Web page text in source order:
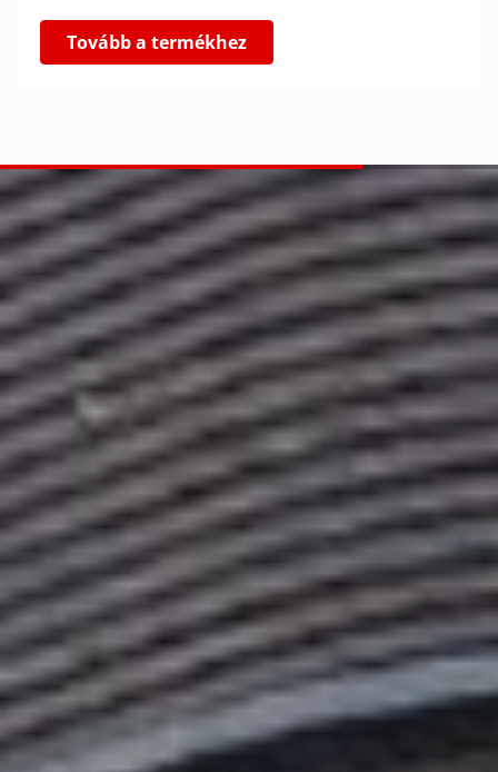
Tovább a termékhez